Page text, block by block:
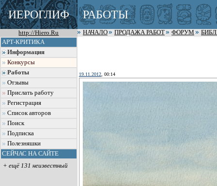
ИЕРОГЛИФ РАБОТЫ
http://Hiero.Ru НАЧАЛО ПРОДАЖА РАБОТ ФОРУМ
АРТ-КРИТИКА
Информация
Конкурсы
Работы
Отзывы
Прислать работу
Регистрация
Список авторов
Поиск
Подписка
Полезняшки
СЕЙЧАС НА САЙТЕ
+ ещё 131 неизвестный
19.11.2012 , 00:14